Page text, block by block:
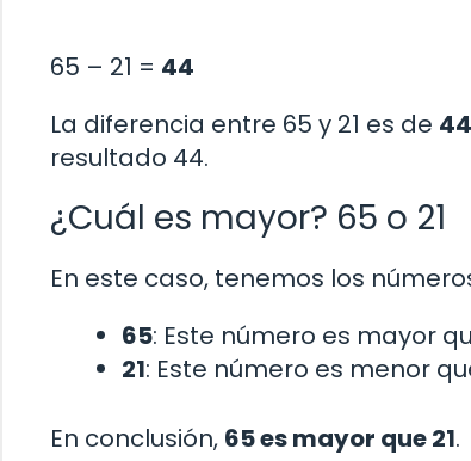
65 – 21 = 44
La diferencia entre 65 y 21 es de 44
resultado 44.
¿Cuál es mayor? 65 o 21
En este caso, tenemos los
65: Este número es mayor
21: Este número es menor
En conclusión, 65 es mayor que 21.